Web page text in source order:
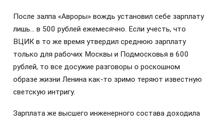
После залпа «Авроры» вождь установил себе зарплату
лишь… в 500 рублей ежемесячно. Если учесть, что
ВЦИК в то же время утвердил среднюю зарплату
только для рабочих Москвы и Подмосковья в 600
рублей, то все досужие разговоры о роскошном
образе жизни Ленина как-то зримо теряют известную
светскую интригу.
Зарплата же высшего инженерного состава доходила